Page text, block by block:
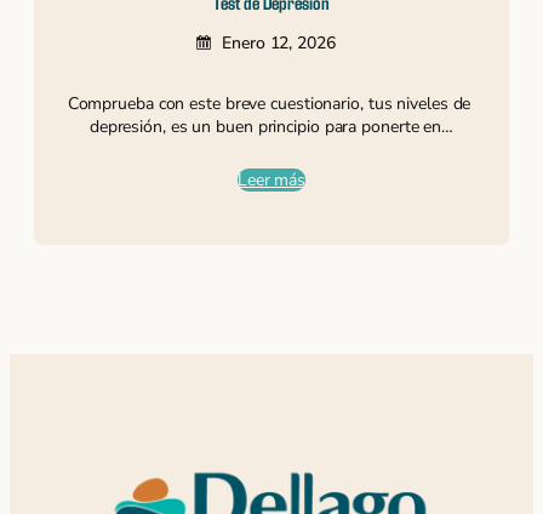
Enero 12, 2026
Comprueba con este breve cuestionario, tus niveles de
depresión, es un buen principio para ponerte en…
Leer más